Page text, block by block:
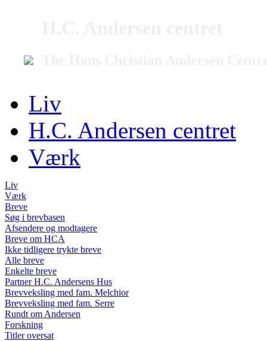
Liv
H.C. Andersen centret
Værk
Liv
Værk
Breve
Søg i brevbasen
Afsendere og modtagere
Breve om HCA
Ikke tidligere trykte breve
Alle breve
Enkelte breve
Partner H.C. Andersens Hus
Brevveksling med fam. Melchior
Brevveksling med fam. Serre
Rundt om Andersen
Forskning
Titler oversat